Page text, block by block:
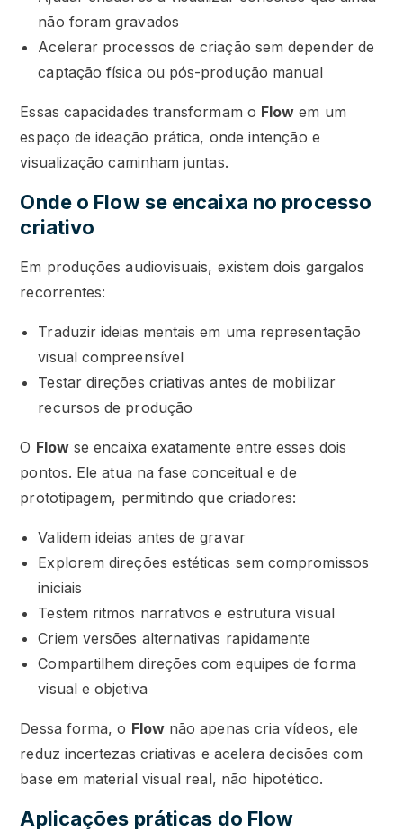
não foram gravados
Acelerar processos de criação sem depender de
captação física ou pós-produção manual
Essas capacidades transformam o Flow em um
espaço de ideação prática, onde intenção e
visualização caminham juntas.
Onde o Flow se encaixa no processo
criativo
Em produções audiovisuais, existem dois gargalos
recorrentes:
Traduzir ideias mentais em uma representação
visual compreensível
Testar direções criativas antes de mobilizar
recursos de produção
O Flowse encaixa exatamente entre esses dois
pontos. Ele atua na fase conceitual e de
prototipagem, permitindo que criadores:
Validem ideias antes de gravar
Explorem direções estéticas sem compromissos
iniciais
Testem ritmos narrativos e estrutura visual
Criem versões alternativas rapidamente
Compartilhem direções com equipes de forma
visual e objetiva
Dessa forma, o Flownão apenas cria vídeos, ele
reduz incertezas criativas e acelera decisões com
base em material visual real, não hipotético.
Aplicações práticas do Flow